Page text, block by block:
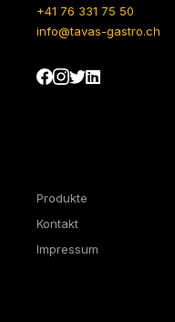
+41 76 331 75 50
info@tavas-gastro.ch
Produkte
Kontakt
Impressum